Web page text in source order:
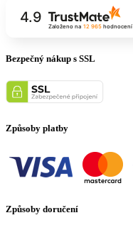
4.9
Založeno na 12 965hodnocení
Bezpečný nákup s SSL
Způsoby platby
Způsoby doručení